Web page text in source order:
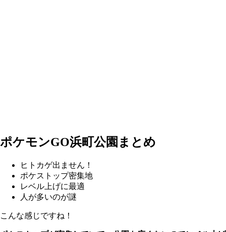
ポケモンGO浜町公園まとめ
ヒトカゲ出ません！
ポケストップ密集地
レベル上げに最適
人が多いのが謎
こんな感じですね！